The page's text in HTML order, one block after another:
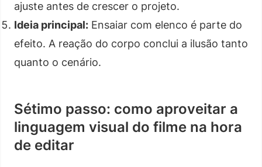
ajuste antes de crescer o projeto.
Ideia principal: Ensaiar com elenco é parte do
efeito. A reação do corpo conclui a ilusão tanto
quanto o cenário.
Sétimo passo: como aproveitar a
linguagem visual do filme na hora
de editar